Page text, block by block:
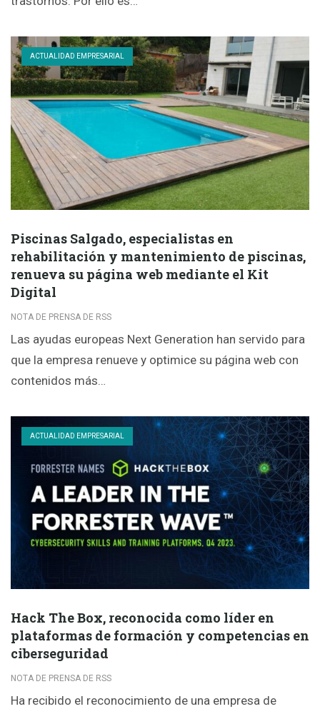
ACTUALIDAD EMPRESARIAL
Piscinas Salgado, especialistas en
rehabilitación y mantenimiento de piscinas,
renueva su página web mediante el Kit
Digital
NOTA DE PRENSA DE RSS
Las ayudas europeas Next Generation han servido para
que la empresa renueve y optimice su página web con
contenidos más…
ACTUALIDAD EMPRESARIAL
Hack The Box, reconocida como líder en
plataformas de formación y competencias en
ciberseguridad
NOTA DE PRENSA DE RSS
Ha recibido el reconocimiento de una empresa de